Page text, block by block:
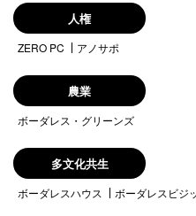
人権
ZERO PC アノサポ
農業
ボーダレス・グリーンズ
多文化共生
ボーダレスハウス ボーダレスビジ